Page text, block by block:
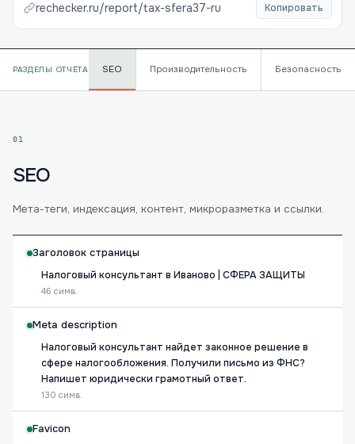
rechecker.ru/report/tax-sfera37-ru Копировать
РАЗДЕЛЫ ОТЧЁТА SEO Производительность Безопасность
01
SEO
Мета-теги, индексация, контент, микроразметка и ссылки.
Заголовок страницы
Налоговый консультант в Иваново | СФЕРА ЗАЩИТЫ
46 симв.
Meta description
Налоговый консультант найдет законное решение в
сфере налогообложения. Получили письмо из ФНС?
Напишет юридически грамотный ответ.
130 симв.
Favicon